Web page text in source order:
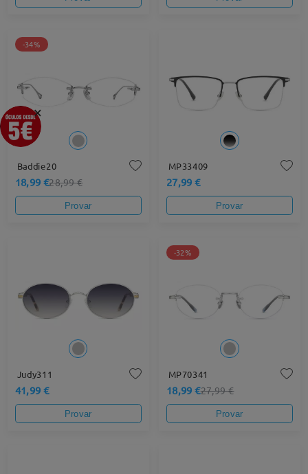
-34%
Baddie20
18,99 €28,99 €
Provar
MP33409
27,99 €
Provar
Judy311
41,99 €
Provar
-32%
MP70341
18,99 €27,99 €
Provar
×